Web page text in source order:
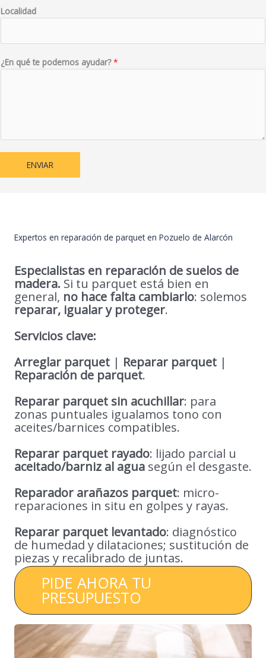
Localidad
¿En qué te podemos ayudar?*
ENVIAR
Expertos en reparación de parquet en Pozuelo de Alarcón
Especialistas en reparación de suelos de
madera. Si tu parquet está bien en
general, no hace falta cambiarlo: solemos
reparar, igualar y proteger.
Servicios clave:
Arreglar parquet | Reparar parquet |
Reparación de parquet.
Reparar parquet sin acuchillar: para
zonas puntuales igualamos tono con
aceites/barnices compatibles.
Reparar parquet rayado: lijado parcial u
aceitado/barniz al agua según el desgaste.
Reparador arañazos parquet: micro-
reparaciones in situ en golpes y rayas.
Reparar parquet levantado: diagnóstico
de humedad y dilataciones; sustitución de
piezas y recalibrado de juntas.
PIDE AHORA TU
PRESUPUESTO